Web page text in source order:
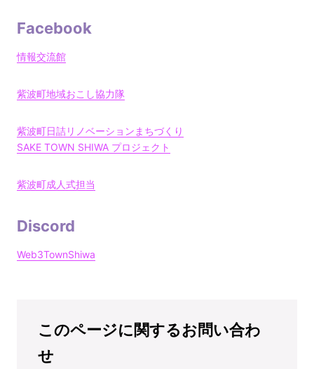
Facebook
情報交流館
紫波町地域おこし協力隊
紫波町日詰リノベーションまちづくり
SAKE TOWN SHIWA プロジェクト
紫波町成人式担当
Discord
Web3TownShiwa
このページに関するお問い合わ
せ